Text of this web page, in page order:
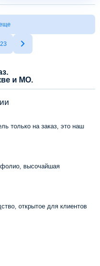
23
и МО.
только на заказ, это наш
высочайшая
открытое для клиентов